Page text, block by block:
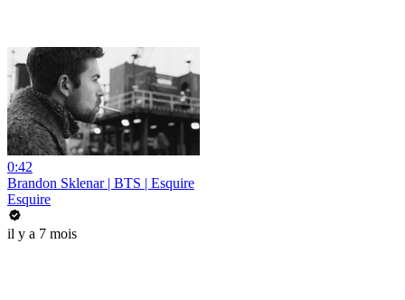
0:42
Brandon Sklenar | BTS | Esquire
Esquire
il y a 7 mois